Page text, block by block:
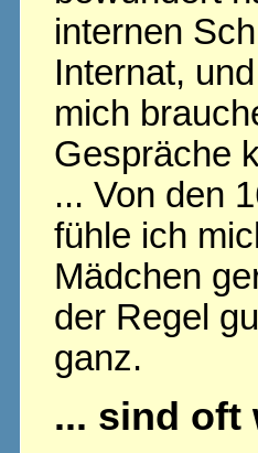
internen
Internat,
mich
Gespräche
... Von den
fühle ich
Mädchen
der Regel
ganz.
... sind oft